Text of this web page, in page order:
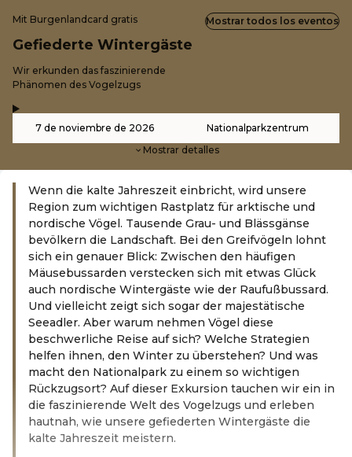
Mit Burgenlandcard gratis
Gefiederte Wintergäste
-
Wir erkunden das faszinierende
Phänomen des Vogelzugs
7 de noviembre de 2026 Nationalparkzentrum
Mostrar detalles
Mostrar todos los eventos
Wenn die kalte Jahreszeit einbricht, wird unsere
Region zum wichtigen Rastplatz für arktische und
nordische Vögel. Tausende Grau- und Blässgänse
bevölkern die Landschaft. Bei den Greifvögeln lohnt
sich ein genauer Blick: Zwischen den häufigen
Mäusebussarden verstecken sich mit etwas Glück
auch nordische Wintergäste wie der Raufußbussard.
Und vielleicht zeigt sich sogar der majestätische
Seeadler. Aber warum nehmen Vögel diese
beschwerliche Reise auf sich? Welche Strategien
helfen ihnen, den Winter zu überstehen? Und was
macht den Nationalpark zu einem so wichtigen
Rückzugsort? Auf dieser Exkursion tauchen wir ein in
die faszinierende Welt des Vogelzugs und erleben
hautnah, wie unsere gefiederten Wintergäste die
kalte Jahreszeit meistern.